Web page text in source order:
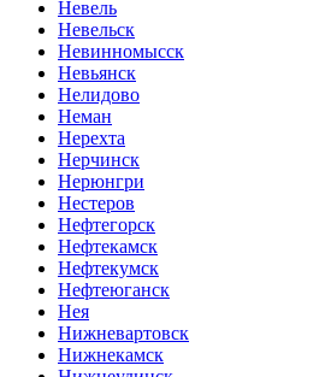
Невель
Невельск
Невинномысск
Невьянск
Нелидово
Неман
Нерехта
Нерчинск
Нерюнгри
Нестеров
Нефтегорск
Нефтекамск
Нефтекумск
Нефтеюганск
Нея
Нижневартовск
Нижнекамск